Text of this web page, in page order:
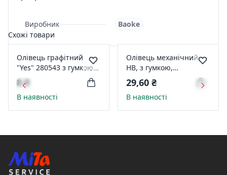
Виробник
Baoke
Схожі товари
Олівець графітний
"Yes" 280543 з гумкою
"LOL"
8 ₴
В наявності
Олівець механічний
HB, з гумкою,
триграний,асорті
ZD144
29,60 ₴
В наявності